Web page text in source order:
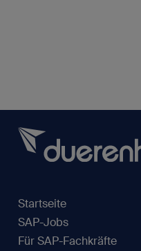
Startseite
SAP-Jobs
Für SAP-Fachkräfte